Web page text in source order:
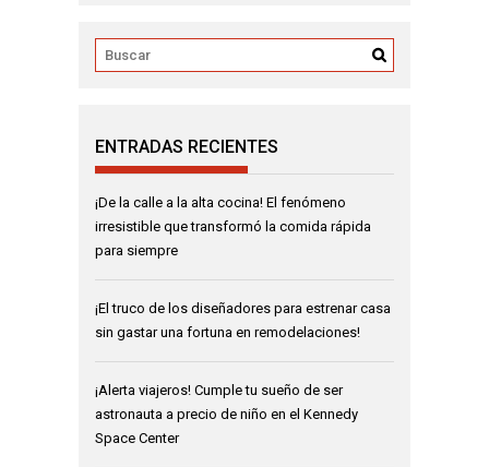
ENTRADAS RECIENTES
¡De la calle a la alta cocina! El fenómeno
irresistible que transformó la comida rápida
para siempre
¡El truco de los diseñadores para estrenar casa
sin gastar una fortuna en remodelaciones!
¡Alerta viajeros! Cumple tu sueño de ser
astronauta a precio de niño en el Kennedy
Space Center